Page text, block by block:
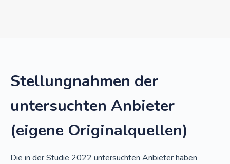
Stellungnahmen der
untersuchten Anbieter
(eigene Originalquellen)
Die in der Studie 2022 untersuchten Anbieter haben